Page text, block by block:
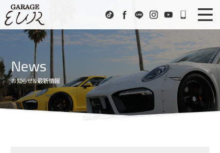
TikTokFacebook
LINE InstagramYoutube072-
ニュース
Stock List
在庫車情報
EUR Sports
EURスポーツ
News
お知らせ＆最新情報